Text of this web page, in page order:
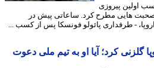
پیروزی
هایی مطرح کرد. ساعاتی پیش در
- طرفداری پائولو فونسکا پس از کسب ...
کرد؛ آیا او به تیم ملی دعوت